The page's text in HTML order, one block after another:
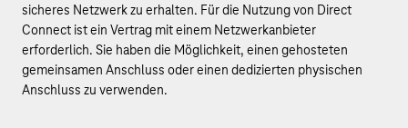
sicheres Netzwerk zu erhalten. Für die Nutzung von Direct
Connect ist ein Vertrag mit einem Netzwerkanbieter
erforderlich. Sie haben die Möglichkeit, einen gehosteten
gemeinsamen Anschluss oder einen dedizierten physischen
Anschluss zu verwenden.